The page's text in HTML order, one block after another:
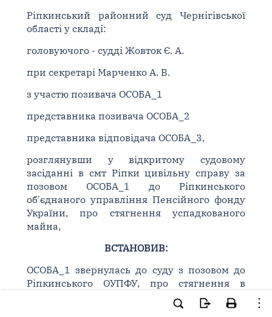
Ріпкинський районний суд Чернігівської
області у складі:
головуючого - судді Жовток Є. А.
при секретарі Марченко А. В.
з участю позивача ОСОБА_1
представника позивача ОСОБА_2
представника відповідача ОСОБА_3,
розглянувши у відкритому судовому
засіданні в смт Ріпки цивільну справу за
позовом ОСОБА_1 до Ріпкинського
об'єднаного управління Пенсійного фонду
України, про стягнення успадкованого
майна,
ВСТАНОВИВ:
ОСОБА_1 звернулась до суду з позовом до
Ріпкинського ОУПФУ, про стягнення в
порядку спадкування недоотриманих